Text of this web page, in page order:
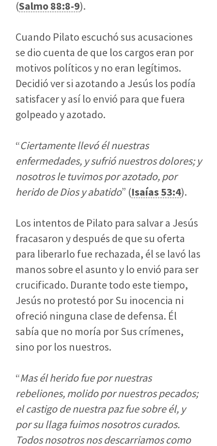
(Salmo 88:8-9).
Cuando Pilato escuchó sus acusaciones
se dio cuenta de que los cargos eran por
motivos políticos y no eran legítimos.
Decidió ver si azotando a Jesús los podía
satisfacer y así lo envió para que fuera
golpeado y azotado.
“Ciertamente llevó él nuestras
enfermedades, y sufrió nuestros dolores; y
nosotros le tuvimos por azotado, por
herido de Dios y abatido” (Isaías 53:4).
Los intentos de Pilato para salvar a Jesús
fracasaron y después de que su oferta
para liberarlo fue rechazada, él se lavó las
manos sobre el asunto y lo envió para ser
crucificado. Durante todo este tiempo,
Jesús no protestó por Su inocencia ni
ofreció ninguna clase de defensa. Él
sabía que no moría por Sus crímenes,
sino por los nuestros.
“Mas él herido fue por nuestras
rebeliones, molido por nuestros pecados;
el castigo de nuestra paz fue sobre él, y
por su llaga fuimos nosotros curados.
Todos nosotros nos descarriamos como